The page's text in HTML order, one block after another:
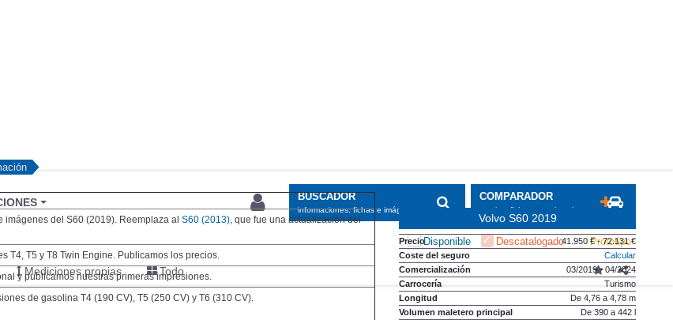
BUSCADOR
informaciones, fichas e imágenes
COMPARADOR
precios, fichas y equipamiento
Disponible Descatalogado Prototipo
Mediciones propias Todo
imágenes del S60 (2019). Reemplaza al S60 (2013), que fue una actualización del
T4, T5 y T8 Twin Engine. Publicamos los precios.
y publicamos nuestras primeras impresiones.
de gasolina T4 (190 CV), T5 (250 CV) y T6 (310 CV).
Volvo S60 2019
Precio
41.950 € - 72.131 €
Coste del seguro
Calcular
Comercialización
03/2019 - 04/2024
Carrocería
Turismo
Longitud
De 4,76 a 4,78 m
Volumen maletero principal
De 390 a 442 l